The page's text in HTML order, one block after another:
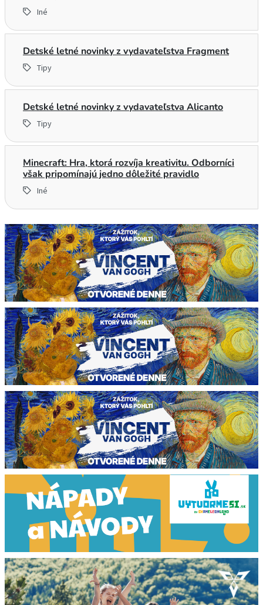
Iné
Detské letné novinky z vydavateľstva Fragment
Tipy
Detské letné novinky z vydavateľstva Alicanto
Tipy
Minecraft: Hra, ktorá rozvíja kreativitu. Odborníci
však pripomínajú jedno dôležité pravidlo
Iné